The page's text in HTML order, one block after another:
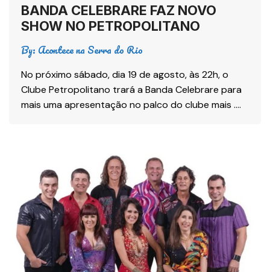
BANDA CELEBRARE FAZ NOVO
SHOW NO PETROPOLITANO
By: Acontece na Serra do Rio
No próximo sábado, dia 19 de agosto, às 22h, o
Clube Petropolitano trará a Banda Celebrare para
mais uma apresentação no palco do clube mais ….